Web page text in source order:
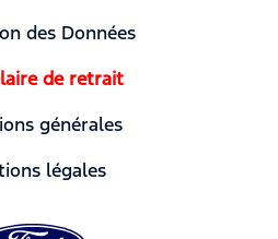
des Données
de retrait
générales
légales